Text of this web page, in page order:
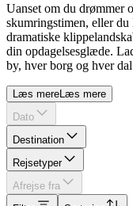
Uanset om du drømmer
skumringstimen, eller
dramatiske
din opdagelsesglæde.
by, hver borg og hver
Læs mere Læs mere
Dato
Destination
Rejsetyper
Afrejse fra